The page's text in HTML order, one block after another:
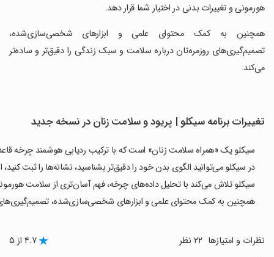
هورمونی و تغییرات بدنی در اختیار شما قرار دهد.
‏همچنین به کمک محتوای علمی و ابزارهای شخصی‌سازی‌شده،
تصمیم‌گیری‌های روزمره‌تان درباره سلامت و سبک زندگی را دقیق‌تر و ساده‌تر
می‌کند.
تغییرات برنامه ‏سیکلو | پریود و سلامت زنان در نسخه جدید
سیکلو یک «همراه سلامت زنان» است که با ترکیب ردیابی هوشمند چرخه
در سیکلو می‌توانید الگوی بدن خود را دقیق‌تر بشناسید، نشانه‌ها را ثبت
سیکلو تلاش می‌کند با تحلیل داده‌های چرخه، فهم آسان‌تری از سلامت
همچنین به کمک محتوای علمی و ابزارهای شخصی‌سازی‌شده، تصمیم‌گیری‌های
نظرات و امتیازها ۴.۷ از ۵